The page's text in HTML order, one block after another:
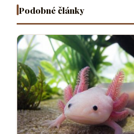
fascinující
vodní
dráček
Podobné články